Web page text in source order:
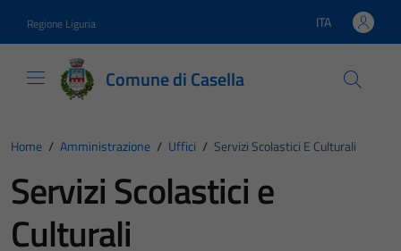
Regione Liguria Lingua attiva:
ITA
Comune di Casella
Home / Amministrazione / Uffici / Servizi Scolastici E Culturali
Servizi Scolastici e
Culturali